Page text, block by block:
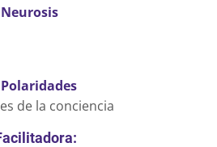
Neurosis
Polaridades
de la conciencia